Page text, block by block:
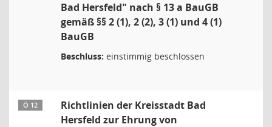
Bad Hersfeld" nach § 13 a BauGB
gemäß §§ 2 (1), 2 (2), 3 (1) und 4 (1)
BauGB
Beschluss: einstimmig beschlossen
Ö 12
Richtlinien der Kreisstadt Bad
Hersfeld zur Ehrung von